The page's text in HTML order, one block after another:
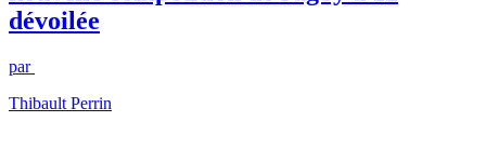
dévoilée
par
Thibault Perrin